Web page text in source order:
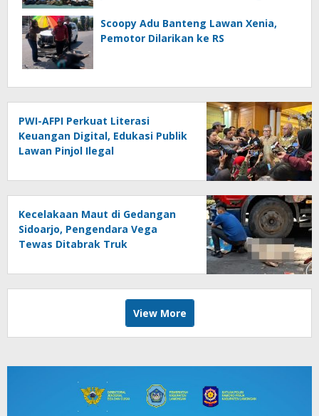
Scoopy Adu Banteng Lawan Xenia,
Pemotor Dilarikan ke RS
PWI-AFPI Perkuat Literasi
Keuangan Digital, Edukasi Publik
Lawan Pinjol Ilegal
Kecelakaan Maut di Gedangan
Sidoarjo, Pengendara Vega
Tewas Ditabrak Truk
View More